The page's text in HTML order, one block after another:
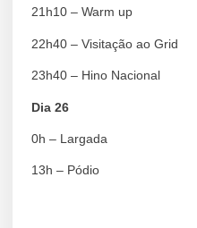
21h10 – Warm up
22h40 – Visitação ao Grid
23h40 – Hino Nacional
Dia 26
0h – Largada
13h – Pódio